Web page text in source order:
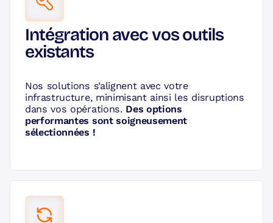
Intégration avec vos outils
existants
Nos solutions s’alignent avec votre
infrastructure, minimisant ainsi les disruptions
dans vos opérations. Des options
performantes sont soigneusement
sélectionnées !